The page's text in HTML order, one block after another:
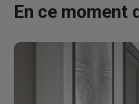
En ce moment